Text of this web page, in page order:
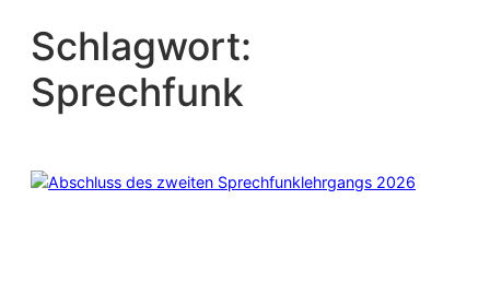
Schlagwort:
Sprechfunk